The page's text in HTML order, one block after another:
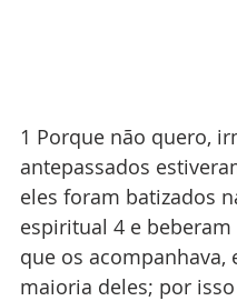
1 Porque não quero,
antepassados
eles foram batizados
espiritual 4 e
que os acompanhava,
maioria deles; por